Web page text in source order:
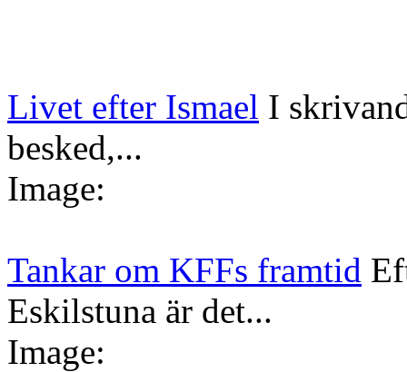
Livet efter Ismael I
besked,...
Image:
Tankar om KFFs framtid
Eskilstuna är det...
Image: